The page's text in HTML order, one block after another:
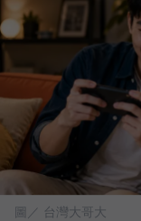
圖／ 台灣大哥大